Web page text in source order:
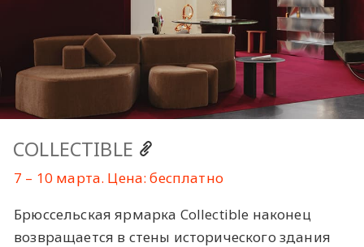
COLLECTIBLE
7 – 10 марта. Цена: бесплатно
Брюссельская ярмарка Collectible наконец
возвращается в стены исторического здания